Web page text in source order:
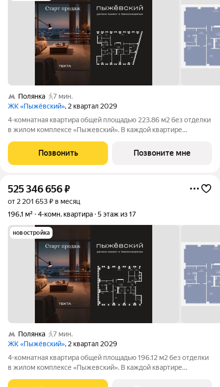
Полянка
7 мин.
ЖК «Пыжёвский», 2 квартал 2029
4-комнатная квартира общей площадью 223.86 м2 без отделки
в жилом комплексе «Пыжевский». В каждой квартире
остекление формирует визуальную связь с городом вид на
Кремль, Храм Христа Спасителя и
Позвонить Позвоните мне
525 346 656₽
от 2 201 653 ₽ в месяц
196,1 м²
4-комн. квартира 5 этаж из 17
новостройка
Полянка
7 мин.
ЖК «Пыжёвский», 2 квартал 2029
4-комнатная квартира общей площадью 196.12 м2 без отделки
в жилом комплексе «Пыжевский». В каждой квартире